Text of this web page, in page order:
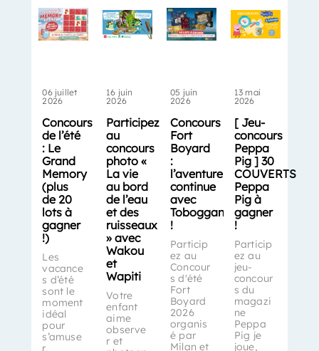
06 juillet
2026
Concours
de l’été
: Le
Grand
Memory
(plus
de 20
lots à
gagner
!)
Les
vacance
s d’été
sont le
moment
idéal
pour
s’amuse
r,
16 juin
2026
Participez
au
concours
photo «
La vie
au bord
de l’eau
et des
ruisseaux
» avec
Wakou
et
Wapiti
Votre
enfant
aime
observe
r et
05 juin
2026
Concours
Fort
Boyard
:
l’aventure
continue
avec
Toboggan
!
Particip
ez au
Concour
s d'été
Fort
Boyard
2026
organis
é par
Milan et
13 mai
2026
[ Jeu-
concours
Peppa
Pig ] 30
COUVERTS
Peppa
Pig à
gagner
!
Particip
ez au
jeu-
concour
s du
magazi
ne
Peppa
Pig je
joue,